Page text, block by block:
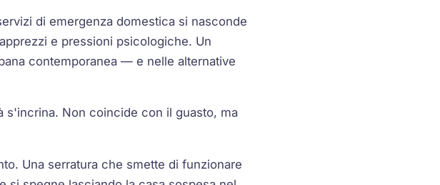
di emergenza domestica si nasconde
e pressioni psicologiche. Un
contemporanea — e nelle alternative
s'incrina. Non coincide con il guasto, ma
Una serratura che smette di funzionare